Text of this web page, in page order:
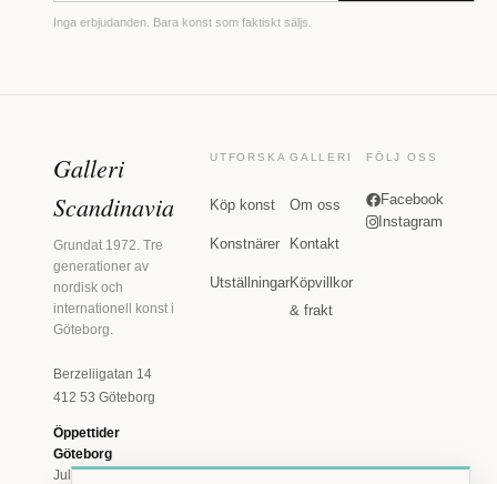
Inga erbjudanden. Bara konst som faktiskt säljs.
Galleri
Scandinavia
Grundat 1972. Tre
generationer av
nordisk och
internationell konst i
Göteborg.
Berzeliigatan 14
412 53 Göteborg
Öppettider
Göteborg
Juli: Tis 11-18 · Lör
UTFORSKA
Köp konst
Konstnärer
Utställningar
GALLERI
Om oss
Kontakt
Köpvillkor
& frakt
FÖLJ OSS
Facebook
Instagram